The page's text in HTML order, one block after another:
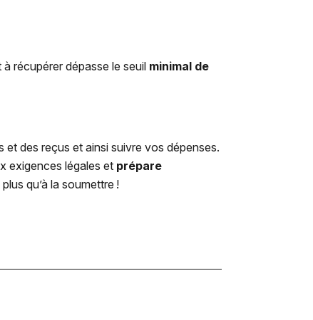
récupérer dépasse le seuil minimal de
des reçus et ainsi suivre vos dépenses.
exigences légales et prépare
qu’à la soumettre !